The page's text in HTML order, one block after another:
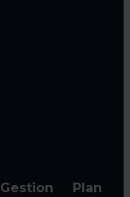
Gestion Plan